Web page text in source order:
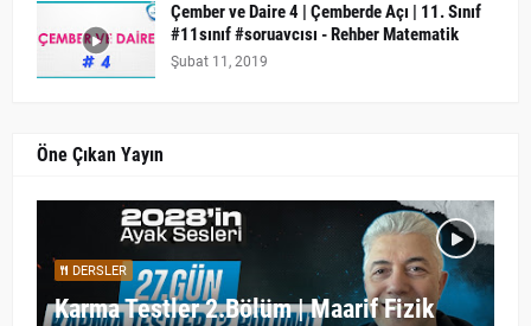
Çember ve Daire 4 | Çemberde Açı | 11. Sınıf
#11sınıf #soruavcısı - Rehber Matematik
Şubat 11, 2019
Öne Çıkan Yayın
DERSLER
Karma Testler 2.Bölüm | Maarif Fizik